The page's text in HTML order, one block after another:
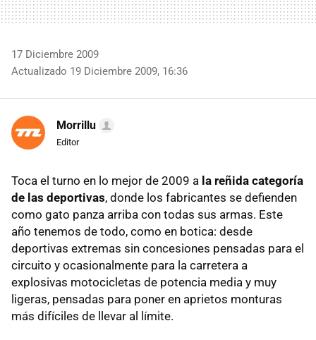
17 Diciembre 2009
Actualizado 19 Diciembre 2009, 16:36
Morrillu
Editor
Toca el turno en lo mejor de 2009 a la reñida categoría
de las deportivas, donde los fabricantes se defienden
como gato panza arriba con todas sus armas. Este
año tenemos de todo, como en botica: desde
deportivas extremas sin concesiones pensadas para el
circuito y ocasionalmente para la carretera a
explosivas motocicletas de potencia media y muy
ligeras, pensadas para poner en aprietos monturas
más difíciles de llevar al límite.